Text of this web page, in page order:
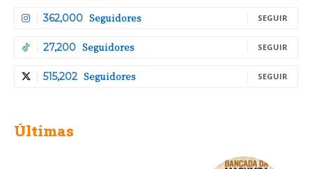
362,000 Seguidores SEGUIR
27,200 Seguidores SEGUIR
515,202 Seguidores SEGUIR
Últimas